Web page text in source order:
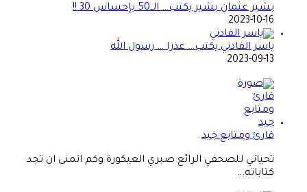
بشير عثمان بشير يكتب… الــ50 بإحساس 30 !!
2023-10-16
ياسر الفادني يكتب… عذرا … رسول الله
2023-09-13
قارئ ومتابع جيد
تحياتي للصحفي الرائع صبري العيكورة وكم اتمنى ان تجد
كتاباته...